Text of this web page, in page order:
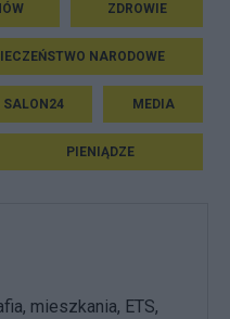
ZDROWIE
NARODOWE
SALON24 MEDIA
PIENIĄDZE
mieszkania, ETS,